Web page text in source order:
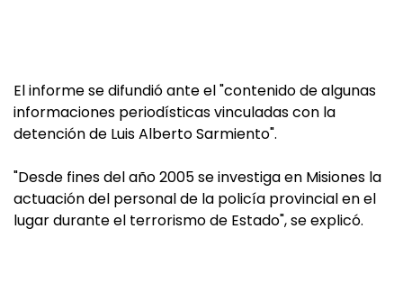
El informe se difundió ante el "contenido de algunas
informaciones periodísticas vinculadas con la
detención de Luis Alberto Sarmiento".
"Desde fines del año 2005 se investiga en Misiones la
actuación del personal de la policía provincial en el
lugar durante el terrorismo de Estado", se explicó.